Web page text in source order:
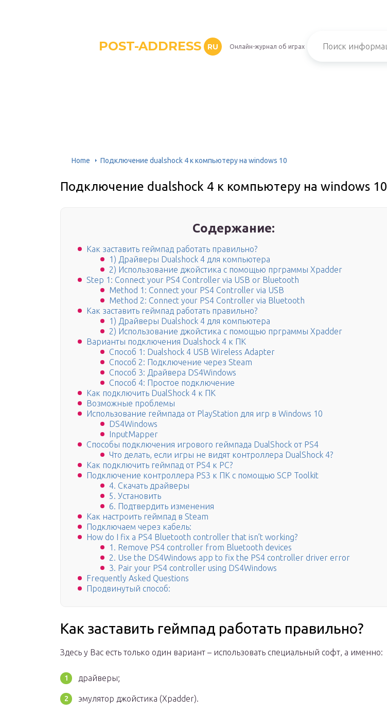
POST-ADDRESS RU Онлайн-журнал об играх
Home Подключение dualshock 4 к компьютеру на windows 10
Подключение dualshock 4 к компьютеру на windows 10
Содержание:
Как заставить геймпад работать правильно?
1) Драйверы Dualshock 4 для компьютера
2) Использование джойстика с помощью прграммы Xpadder
Step 1: Connect your PS4 Controller via USB or Bluetooth
Method 1: Connect your PS4 Controller via USB
Method 2: Connect your PS4 Controller via Bluetooth
Как заставить геймпад работать правильно?
1) Драйверы Dualshock 4 для компьютера
2) Использование джойстика с помощью прграммы Xpadder
Варианты подключения Dualshock 4 к ПК
Способ 1: Dualshock 4 USB Wireless Adapter
Способ 2: Подключение через Steam
Способ 3: Драйвера DS4Windows
Способ 4: Простое подключение
Как подключить DualShock 4 к ПК
Возможные проблемы
Использование геймпада от PlayStation для игр в Windows 10
DS4Windows
InputMapper
Способы подключения игрового геймпада DualShock от PS4
Что делать, если игры не видят контроллера DualShock 4?
Как подключить геймпад от PS4 к PC?
Подключение контроллера PS3 к ПК с помощью SCP Toolkit
4. Скачать драйверы
5. Установить
6. Подтвердить изменения
Как настроить геймпад в Steam
Подключаем через кабель:
How do I fix a PS4 Bluetooth controller that isn’t working?
1. Remove PS4 controller from Bluetooth devices
2. Use the DS4Windows app to fix the PS4 controller driver error
3. Pair your PS4 controller using DS4Windows
Frequently Asked Questions
Продвинутый способ:
Как заставить геймпад работать правильно?
Здесь у Вас есть только один вариант – использовать специальный софт, а именно:
драйверы;
эмулятор джойстика (Xpadder).